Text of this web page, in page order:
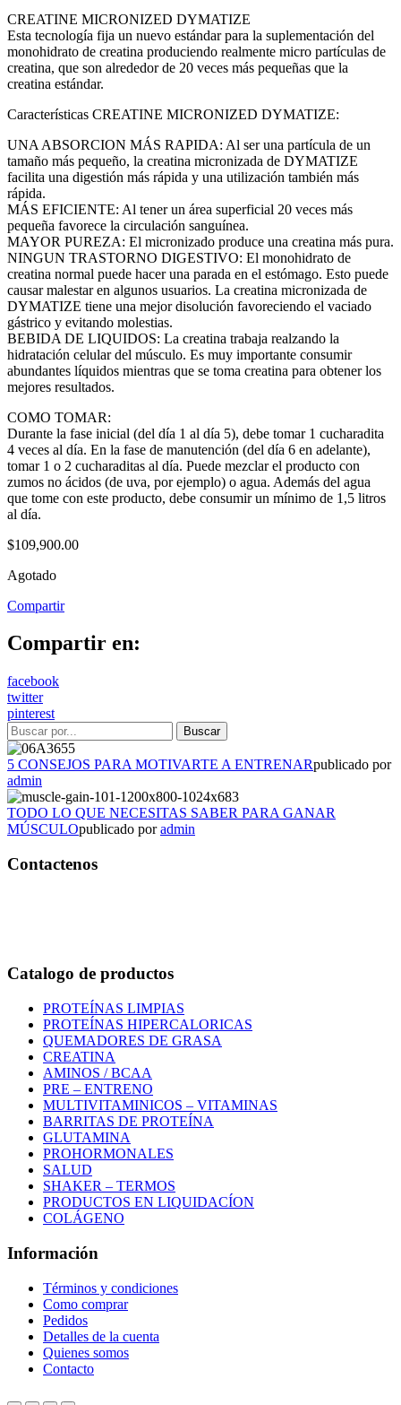
CREATINE MICRONIZED DYMATIZE
Esta tecnología fija un nuevo estándar para la suplementación del
monohidrato de creatina produciendo realmente micro partículas de
creatina, que son alrededor de 20 veces más pequeñas que la
creatina estándar.
Características CREATINE MICRONIZED DYMATIZE:
UNA ABSORCION MÁS RAPIDA: Al ser una partícula de un
tamaño más pequeño, la creatina micronizada de DYMATIZE
facilita una digestión más rápida y una utilización también más
rápida.
MÁS EFICIENTE: Al tener un área superficial 20 veces más
pequeña favorece la circulación sanguínea.
MAYOR PUREZA: El micronizado produce una creatina más pura.
NINGUN TRASTORNO DIGESTIVO: El monohidrato de
creatina normal puede hacer una parada en el estómago. Esto puede
causar malestar en algunos usuarios. La creatina micronizada de
DYMATIZE tiene una mejor disolución favoreciendo el vaciado
gástrico y evitando molestias.
BEBIDA DE LIQUIDOS: La creatina trabaja realzando la
hidratación celular del músculo. Es muy importante consumir
abundantes líquidos mientras que se toma creatina para obtener los
mejores resultados.
COMO TOMAR:
Durante la fase inicial (del día 1 al día 5), debe tomar 1 cucharadita
4 veces al día. En la fase de manutención (del día 6 en adelante),
tomar 1 o 2 cucharaditas al día. Puede mezclar el producto con
zumos no ácidos (de uva, por ejemplo) o agua. Además del agua
que tome con este producto, debe consumir un mínimo de 1,5 litros
al día.
$109,900.00
Agotado
Compartir
Compartir en:
facebook
twitter
pinterest
5 CONSEJOS PARA MOTIVARTE A ENTRENARpublicado por
admin
TODO LO QUE NECESITAS SABER PARA GANAR
MÚSCULOpublicado poradmin
Contactenos
Catalogo de productos
PROTEÍNAS LIMPIAS
PROTEÍNAS HIPERCALORICAS
QUEMADORES DE GRASA
CREATINA
AMINOS / BCAA
PRE – ENTRENO
MULTIVITAMINICOS – VITAMINAS
BARRITAS DE PROTEÍNA
GLUTAMINA
PROHORMONALES
SALUD
SHAKER – TERMOS
PRODUCTOS EN LIQUIDACÍON
COLÁGENO
Información
Términos y condiciones
Como comprar
Pedidos
Detalles de la cuenta
Quienes somos
Contacto